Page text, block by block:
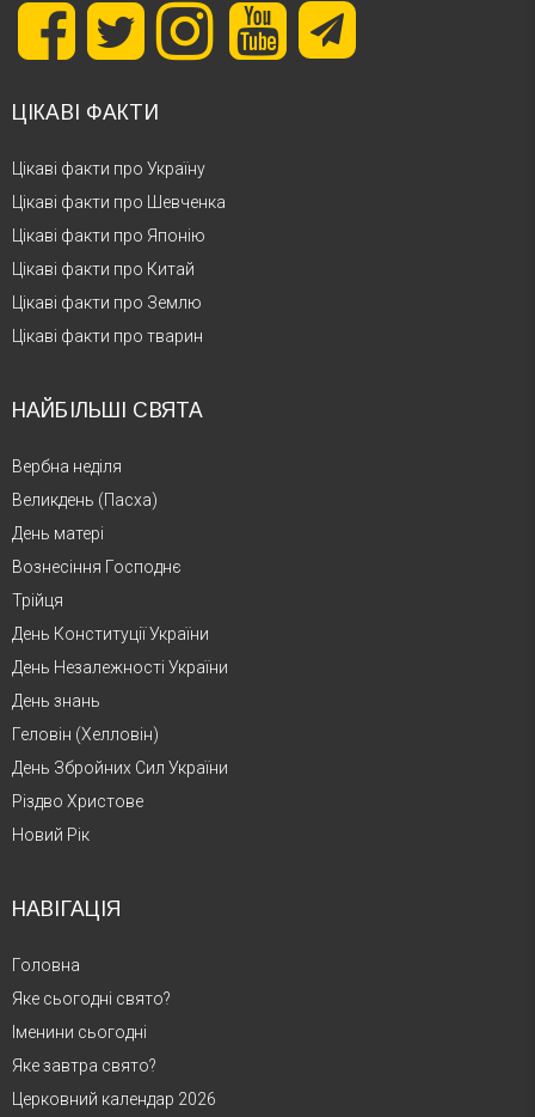
ЦІКАВІ ФАКТИ
Цікаві факти про Україну
Цікаві факти про Шевченка
Цікаві факти про Японію
Цікаві факти про Китай
Цікаві факти про Землю
Цікаві факти про тварин
НАЙБІЛЬШІ СВЯТА
Вербна неділя
Великдень (Пасха)
День матері
Вознесіння Господнє
Трійця
День Конституції України
День Незалежності України
День знань
Геловін (Хелловін)
День Збройних Сил України
Різдво Христове
Новий Рік
НАВІГАЦІЯ
Головна
Яке сьогодні свято?
Іменини сьогодні
Яке завтра свято?
Церковний календар 2026